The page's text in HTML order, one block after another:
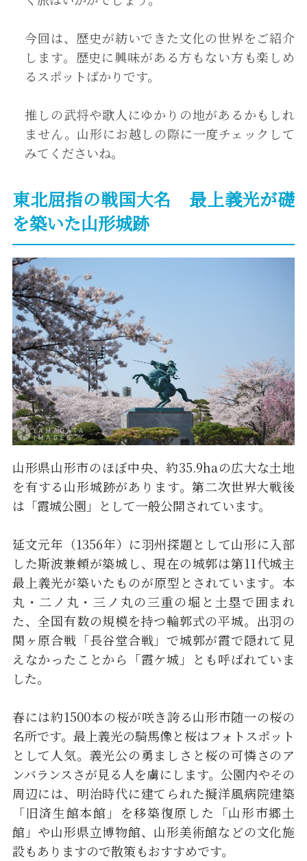
今回は、歴史が紡いできた文化の世界をご紹介
します。歴史に興味がある方もない方も楽しめ
るスポットばかりです。
推しの武将や歌人にゆかりの地があるかもしれ
ません。山形にお越しの際に一度チェックして
みてくださいね。
東北屈指の戦国大名 最上義光が礎
を築いた山形城跡
山形県山形市のほぼ中央、約35.9haの広大な土地
を有する山形城跡があります。第二次世界大戦後
は「霞城公園」として一般公開されています。
延文元年（1356年）に羽州探題として山形に入部
した斯波兼頼が築城し、現在の城郭は第11代城主
最上義光が築いたものが原型とされています。本
丸・二ノ丸・三ノ丸の三重の堀と土塁で囲まれ
た、全国有数の規模を持つ輪郭式の平城。出羽の
関ヶ原合戦「長谷堂合戦」で城郭が霞で隠れて見
えなかったことから「霞ケ城」とも呼ばれていま
した。
春には約1500本の桜が咲き誇る山形市随一の桜の
名所です。最上義光の騎馬像と桜はフォトスポット
として人気。義光公の勇ましさと桜の可憐さのア
ンバランスさが見る人を虜にします。公園内やその
周辺には、明治時代に建てられた擬洋風病院建築
「旧済生館本館」を移築復原した「山形市郷土
館」や山形県立博物館、山形美術館などの文化施
設もありますので散策もおすすめです。